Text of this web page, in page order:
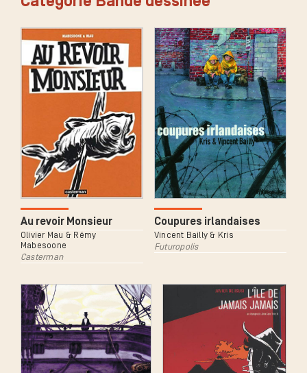
Au revoir Monsieur
Olivier Mau & Rémy
Mabesoone
Casterman
Coupures irlandaises
Vincent Bailly & Kris
Futuropolis